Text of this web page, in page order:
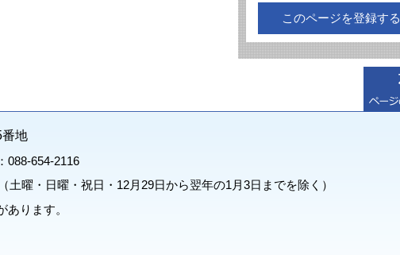
このページを登録する
地
088-654-2116
曜・日曜・祝日・12月29日から翌年の1月3日までを除く）
ります。